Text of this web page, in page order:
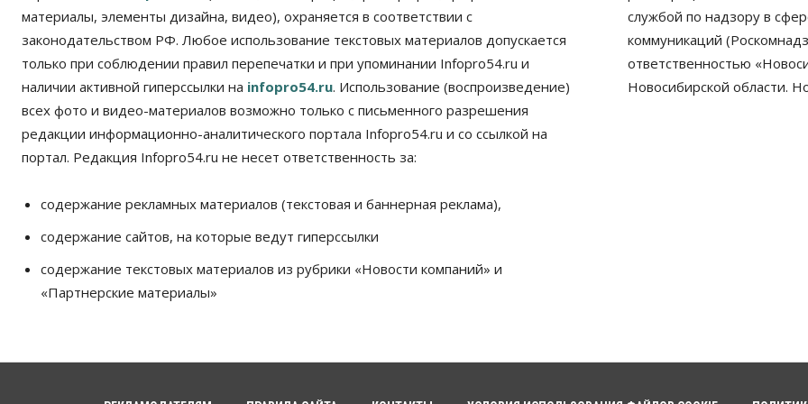
материалы, элементы дизайна, видео), охраняется в соответствии с
законодательством РФ. Любое использование текстовых материалов допускается
только при соблюдении правил перепечатки и при упоминании Infopro54.ru и
наличии активной гиперссылки на infopro54.ru. Использование (воспроизведение)
всех фото и видео-материалов возможно только с письменного разрешения
редакции информационно-аналитического портала Infopro54.ru и со ссылкой на
портал. Редакция Infopro54.ru не несет ответственность за:
содержание рекламных материалов (текстовая и баннерная реклама),
содержание сайтов, на которые ведут гиперссылки
содержание текстовых материалов из рубрики «Новости компаний» и
«Партнерские материалы»
службой по надзору в
коммуникаций
ответственностью
Новосибирской области.